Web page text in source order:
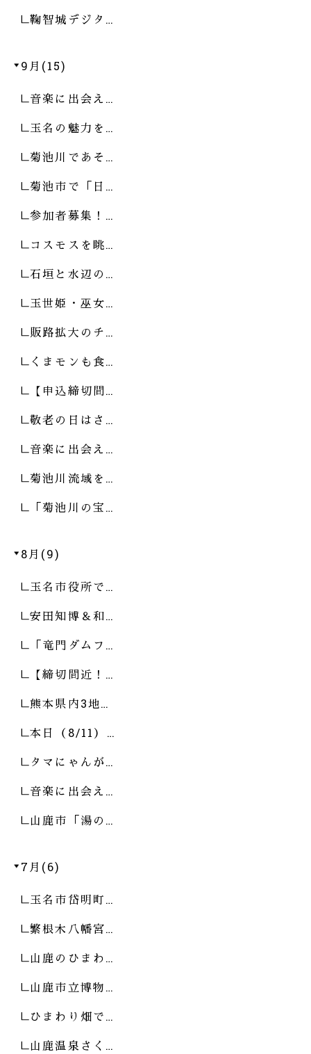
鞠智城デジタ…
9月(15)
音楽に出会え…
玉名の魅力を…
菊池川であそ…
菊池市で「日…
参加者募集！…
コスモスを眺…
石垣と水辺の…
玉世姫・巫女…
販路拡大のチ…
くまモンも食…
【申込締切間…
敬老の日はさ…
音楽に出会え…
菊池川流域を…
「菊池川の宝…
8月(9)
玉名市役所で…
安田知博＆和…
「竜門ダムフ…
【締切間近！…
熊本県内3地…
本日（8/11）…
タマにゃんが…
音楽に出会え…
山鹿市「湯の…
7月(6)
玉名市岱明町…
繁根木八幡宮…
山鹿のひまわ…
山鹿市立博物…
ひまわり畑で…
山鹿温泉さく…